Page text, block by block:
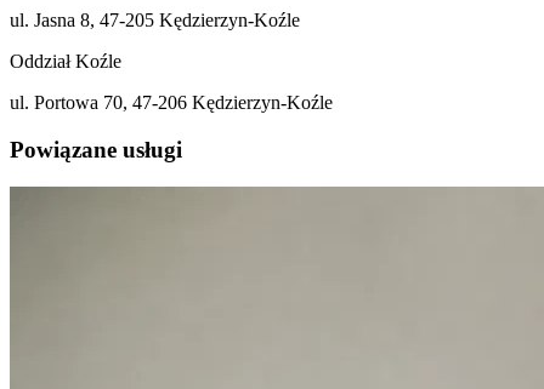
ul. Jasna 8, 47-205 Kędzierzyn-Koźle
Oddział Koźle
ul. Portowa 70, 47-206 Kędzierzyn-Koźle
Powiązane usługi